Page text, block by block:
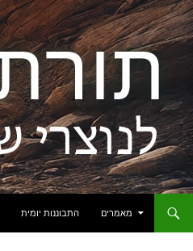
מאמרים
התבוננות יומית